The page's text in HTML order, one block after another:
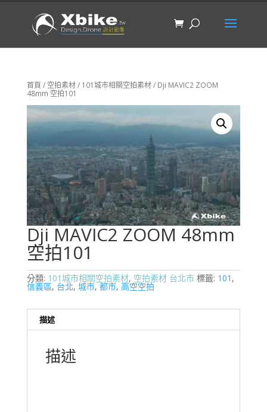
首頁 / 空拍素材/ 101城市相關空拍素材/ Dji MAVIC2 ZOOM
48mm 空拍101
Dji MAVIC2 ZOOM 48mm
空拍101
分類: 101城市相關空拍素材, 空拍素材 台北市 標籤: 101 ,
信義區, 台北, 城市,都市,高空空拍
描述
描述